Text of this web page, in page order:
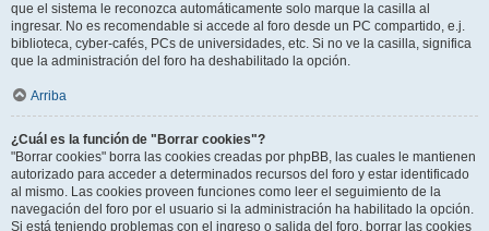
que el sistema le reconozca automáticamente solo marque la casilla al
ingresar. No es recomendable si accede al foro desde un PC compartido, e.j.
biblioteca, cyber-cafés, PCs de universidades, etc. Si no ve la casilla, significa
que la administración del foro ha deshabilitado la opción.
Arriba
¿Cuál es la función de "Borrar cookies"?
"Borrar cookies" borra las cookies creadas por phpBB, las cuales le mantienen
autorizado para acceder a determinados recursos del foro y estar identificado
al mismo. Las cookies proveen funciones como leer el seguimiento de la
navegación del foro por el usuario si la administración ha habilitado la opción.
Si está teniendo problemas con el ingreso o salida del foro, borrar las cookies